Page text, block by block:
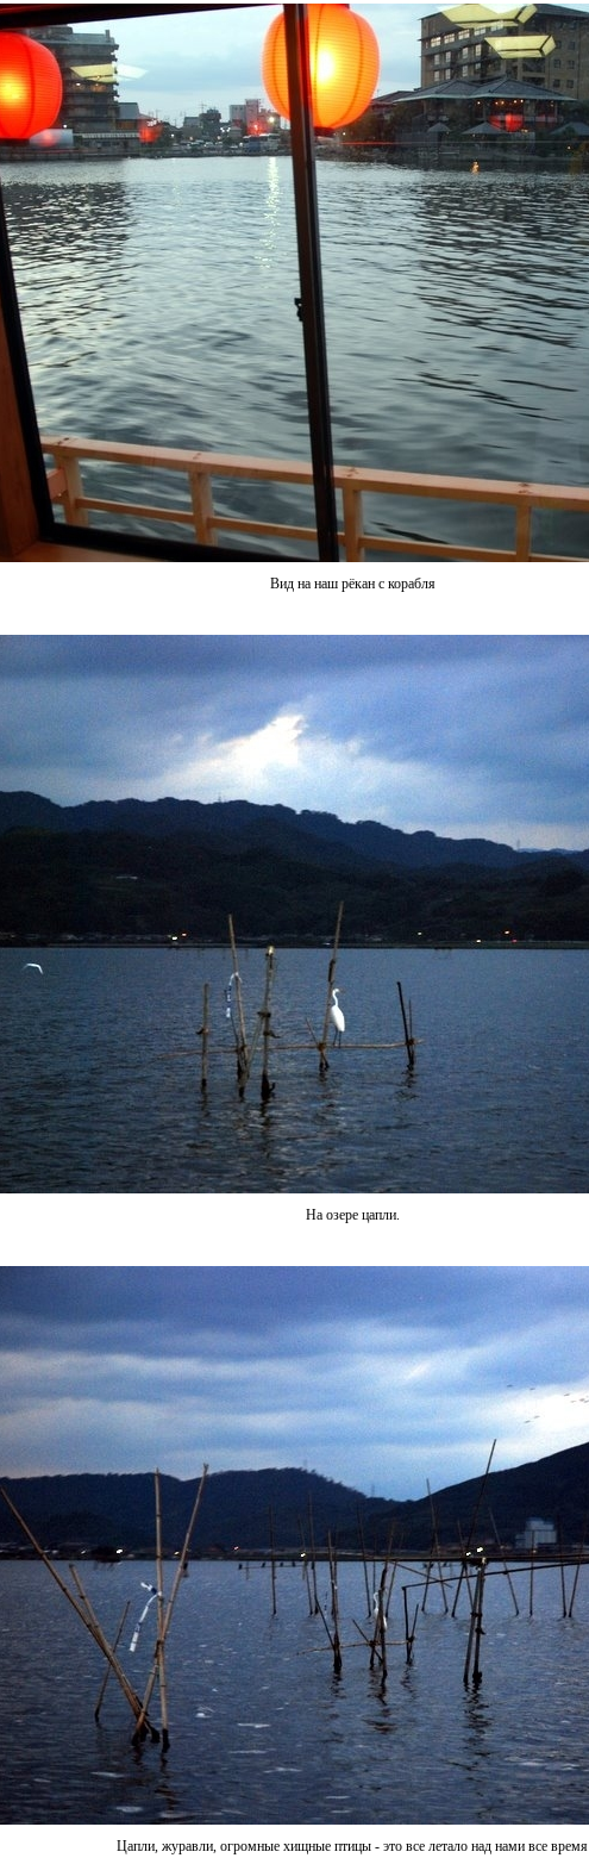
Вид на наш рёкан с корабля
На озере цапли.
Цапли, журавли, огромные хищные птицы - это все летало над нами все время